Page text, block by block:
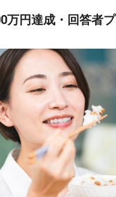
万円達成・回答者